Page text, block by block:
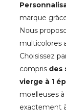
marque
Nous
multicolores
Choisissez
compris des
vierge à 1
moelleuses
exactement